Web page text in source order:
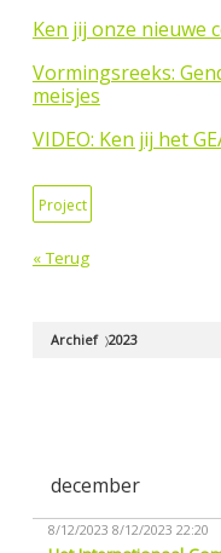
Ken jij onze nieuwe
Vormingsreeks:
meisjes
VIDEO: Ken jij het
Project
« Terug
Archief 2023
december
8/12/2023 8/12/2023 22:20